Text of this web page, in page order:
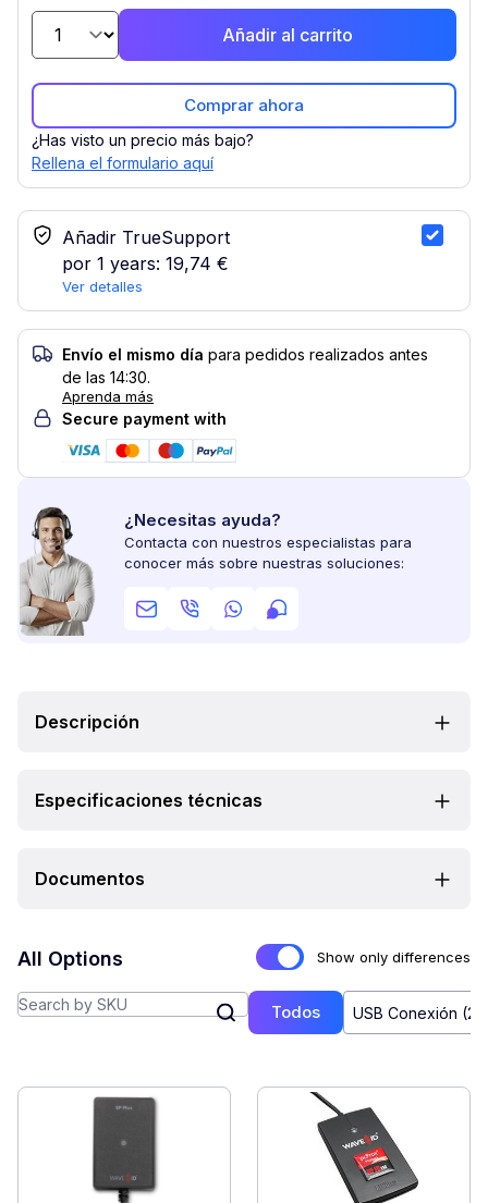
Añadir al carrito
Comprar ahora
¿Has visto un precio más bajo?
Rellena el formulario aquí
Añadir TrueSupport
por 1 years: 19,74 €
Ver detalles
Servicio TrueSupport
Envío el mismo día para pedidos realizados antes
de las 14:30.
Aprenda más
Secure payment with
¿Necesitas ayuda?
Contacta con nuestros especialistas para
conocer más sobre nuestras soluciones:
Descripción
Especificaciones técnicas
Documentos
Show only differences
All Options
Todos USB Conexión (2)